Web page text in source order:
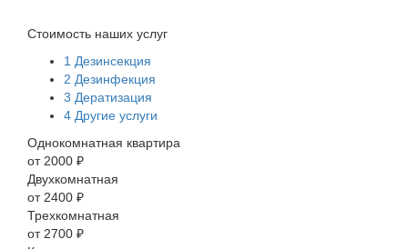
Стоимость наших услуг
1 Дезинсекция
2 Дезинфекция
3 Дератизация
4 Другие услуги
Однокомнатная квартира
от 2000 ₽
Двухкомнатная
от 2400 ₽
Трехкомнатная
от 2700 ₽